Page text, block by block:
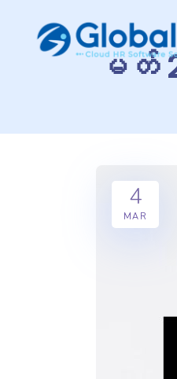
မတ်
4
MAR